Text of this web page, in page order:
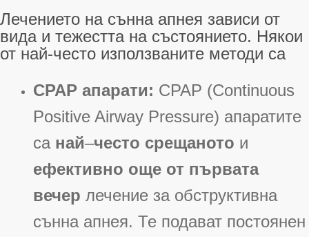
Лечението на сънна апнея зависи от
вида и тежестта на състоянието. Някои
от най-често използваните методи са
CPAP апарати: CPAP (Continuous
Positive Airway Pressure) апаратите
са най–често срещаното и
ефективно още от първата
вечер лечение за обструктивна
сънна апнея. Те подават постоянен